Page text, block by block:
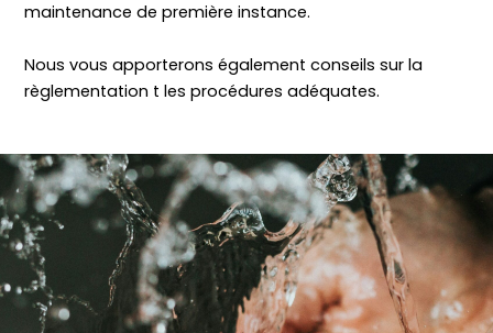
maintenance de première instance.
Nous vous apporterons également conseils sur la
règlementation t les procédures adéquates.